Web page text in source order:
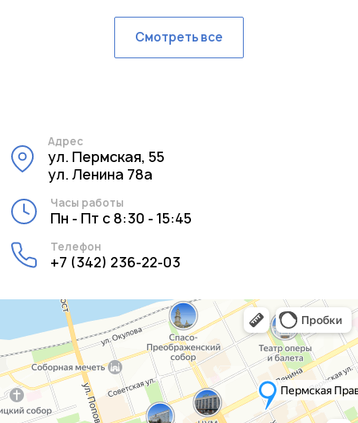
Смотреть все
Адрес
ул. Пермская, 55
ул. Ленина 78а
Часы работы
Пн - Пт с 8:30 - 15:45
Телефон
+7 (342) 236-22-03